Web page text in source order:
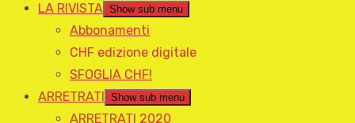
LA RIVISTA Show sub menu
Abbonamenti
CHF edizione digitale
SFOGLIA CHF!
ARRETRATI
Show sub menu
ARRETRATI 2020